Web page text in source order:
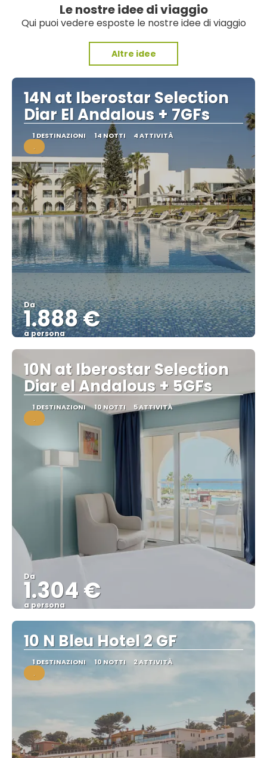
Le nostre idee di viaggio
Qui puoi vedere esposte le nostre idee di viaggio
Altre idee
14N at Iberostar Selection
Diar El Andalous + 7GFs
1 DESTINAZIONI 14 NOTTI 4 ATTIVITÀ
.
Da
1.888 €
a persona
Vedere
10N at Iberostar Selection
Diar el Andalous + 5GFs
1 DESTINAZIONI 10 NOTTI 5 ATTIVITÀ
.
Da
1.304 €
a persona
Vedere
10 N Bleu Hotel 2 GF
1 DESTINAZIONI 10 NOTTI 2 ATTIVITÀ
.